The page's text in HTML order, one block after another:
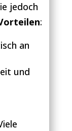
jedoch
:
an
und